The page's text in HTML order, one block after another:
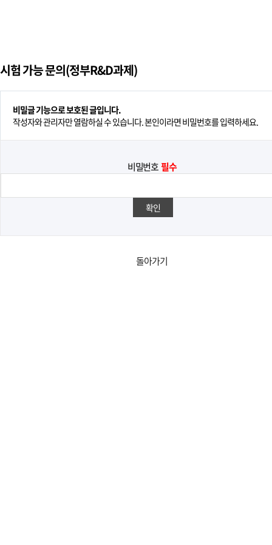
시험 가능 문의(정부R&D과제)
비밀글 기능으로 보호된 글입니다.
작성자와 관리자만 열람하실 수 있습니다. 본인이라면 비밀번호를 입력하세요.
비밀번호 필수
돌아가기